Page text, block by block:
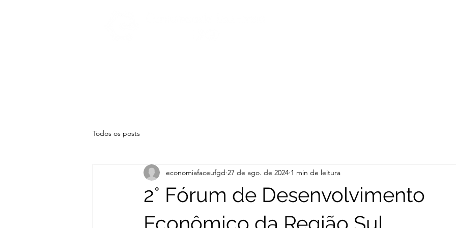
Todos os posts
2° Fórum de Desenvolvimento
Econômico da Região Sul
economiafaceufgd 27 de ago. de 2024 1 min de leitura